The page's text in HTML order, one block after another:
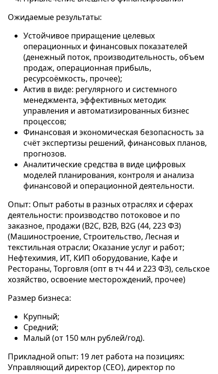
Ожидаемые результаты:
Устойчивое приращение целевых
операционных и финансовых показателей
(денежный поток, производительность, объем
продаж, операционная прибыль,
ресурсоёмкость, прочее);
Актив в виде: регулярного и системного
менеджмента, эффективных методик
управления и автоматизированных бизнес
процессов;
Финансовая и экономическая безопасность за
счёт экспертизы решений, финансовых планов,
прогнозов.
Аналитические средства в виде цифровых
моделей планирования, контроля и анализа
финансовой и операционной деятельности.
Опыт: Опыт работы в разных отраслях и сферах
деятельности: производство потоковое и по
заказное, продажи (B2C, B2B, B2G (44, 223 ФЗ)
(Машиностроение, Строительство, Лесная и
текстильная отрасли; Оказание услуг и работ;
Нефтехимия, ИТ, КИП оборудование, Кафе и
Рестораны, Торговля (опт в тч 44 и 223 ФЗ), сельское
хозяйство, освоение месторождений, прочее)
Размер бизнеса:
Крупный;
Средний;
Малый (от 150 млн рублей/год).
Прикладной опыт: 19 лет работа на позициях:
Управляющий директор (CEO), директор по